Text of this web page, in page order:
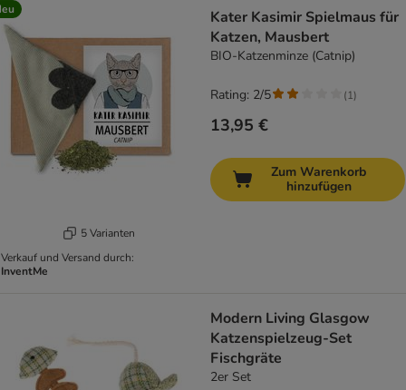
5 Varianten
Verkauf und Versand durch:
InventMe
Kater Kasimir Spielmaus für
Katzen, Mausbert
BIO-Katzenminze (Catnip)
13,95 €
Rating: 2/5 (1)
Zum Warenkorb
hinzufügen
Modern Living Glasgow
Katzenspielzeug-Set
Fischgräte
2er Set